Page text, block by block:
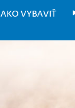
AKO VYBAVIŤ